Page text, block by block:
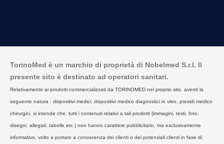
TorinoMed è un marchio di proprietà di Nobelmed S.r.l. Il
presente sito è destinato ad operatori sanitari.
Relativamente ai prodotti commercializzati da TORINOMED nel proprio sito, aventi la
seguente natura : dispositivi medici, dispositivi medico diagnostici in vitro, presidi medico
chirurgici, si intende che, tutti i contenuti relativi a tali prodotti (immagini, testi, foto,
disegni, allegati, tabelle etc.) non hanno carattere pubblicitario, ma esclusivamente
informativo, volto a portare a conoscenza dei clienti o dei potenziali clienti in fase di